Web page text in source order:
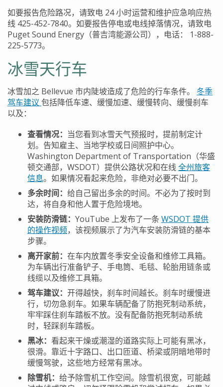
如要报告危险路况，请致电 24小时运营和维护应急响应热
线 425-452-7840。如要报告停电或电线掉落情况，请致电
Puget Sound Energy （普吉湾能源公司），电话：
1-888-
225-5773。
冰雪天行车
冰雪加之 Bellevue 市内陡坡造成了危险的行车条件。
冬季
驾车建议 包括降低车速、缓慢加速、缓慢转向、缓慢刹车
以及：
查看情况： 当您看到冰雪天气预报时，提前制定计
划。告知雇主、当地学校或日间照护中心。
Washington Department of Transportation （华盛
顿交通部， WSDOT）提供公路状况和在线全州旅客
信息。如果情况看起来危险，非绝对必要不出门。
多余时间： 给自己留出多余的时间。不必为了按时到
达，将自身和他人置于危险境地。
安装防滑链： YouTube 上发布了一条 WSDOT 提供
的操作视频，该视频展示了为汽车安装防滑链的基本
步骤。
离开家前： 在车内放置冬季安全设备和维修工具箱。
为车辆出行准备铲子、手电筒、毛毯、轮胎用链条或
线缆以及维修工具箱。
驾车建议： 开得越快，刹车时间越长。刹车时缓慢进
行，切勿急刹车。如果车辆配备了防抱死制动系统，
牢牢踩住刹车踏板不放。没有配备防抱死制动系统
时，轻踩刹车踏板。
黑冰： 看起来干燥或潮湿的道路实际上可能有黑冰，
很滑。靠近十字路口、出口匝道、桥梁或阴暗地带时
缓慢驾驶，这些地方经常有黑冰。
除雪机： 给予除雪机工作空间。除雪机很宽，可能越